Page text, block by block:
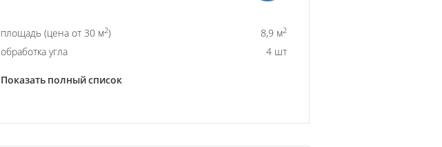
площадь (цена от 30 м2) 8,9 м2
обработка угла 4 шт
Показать полный список